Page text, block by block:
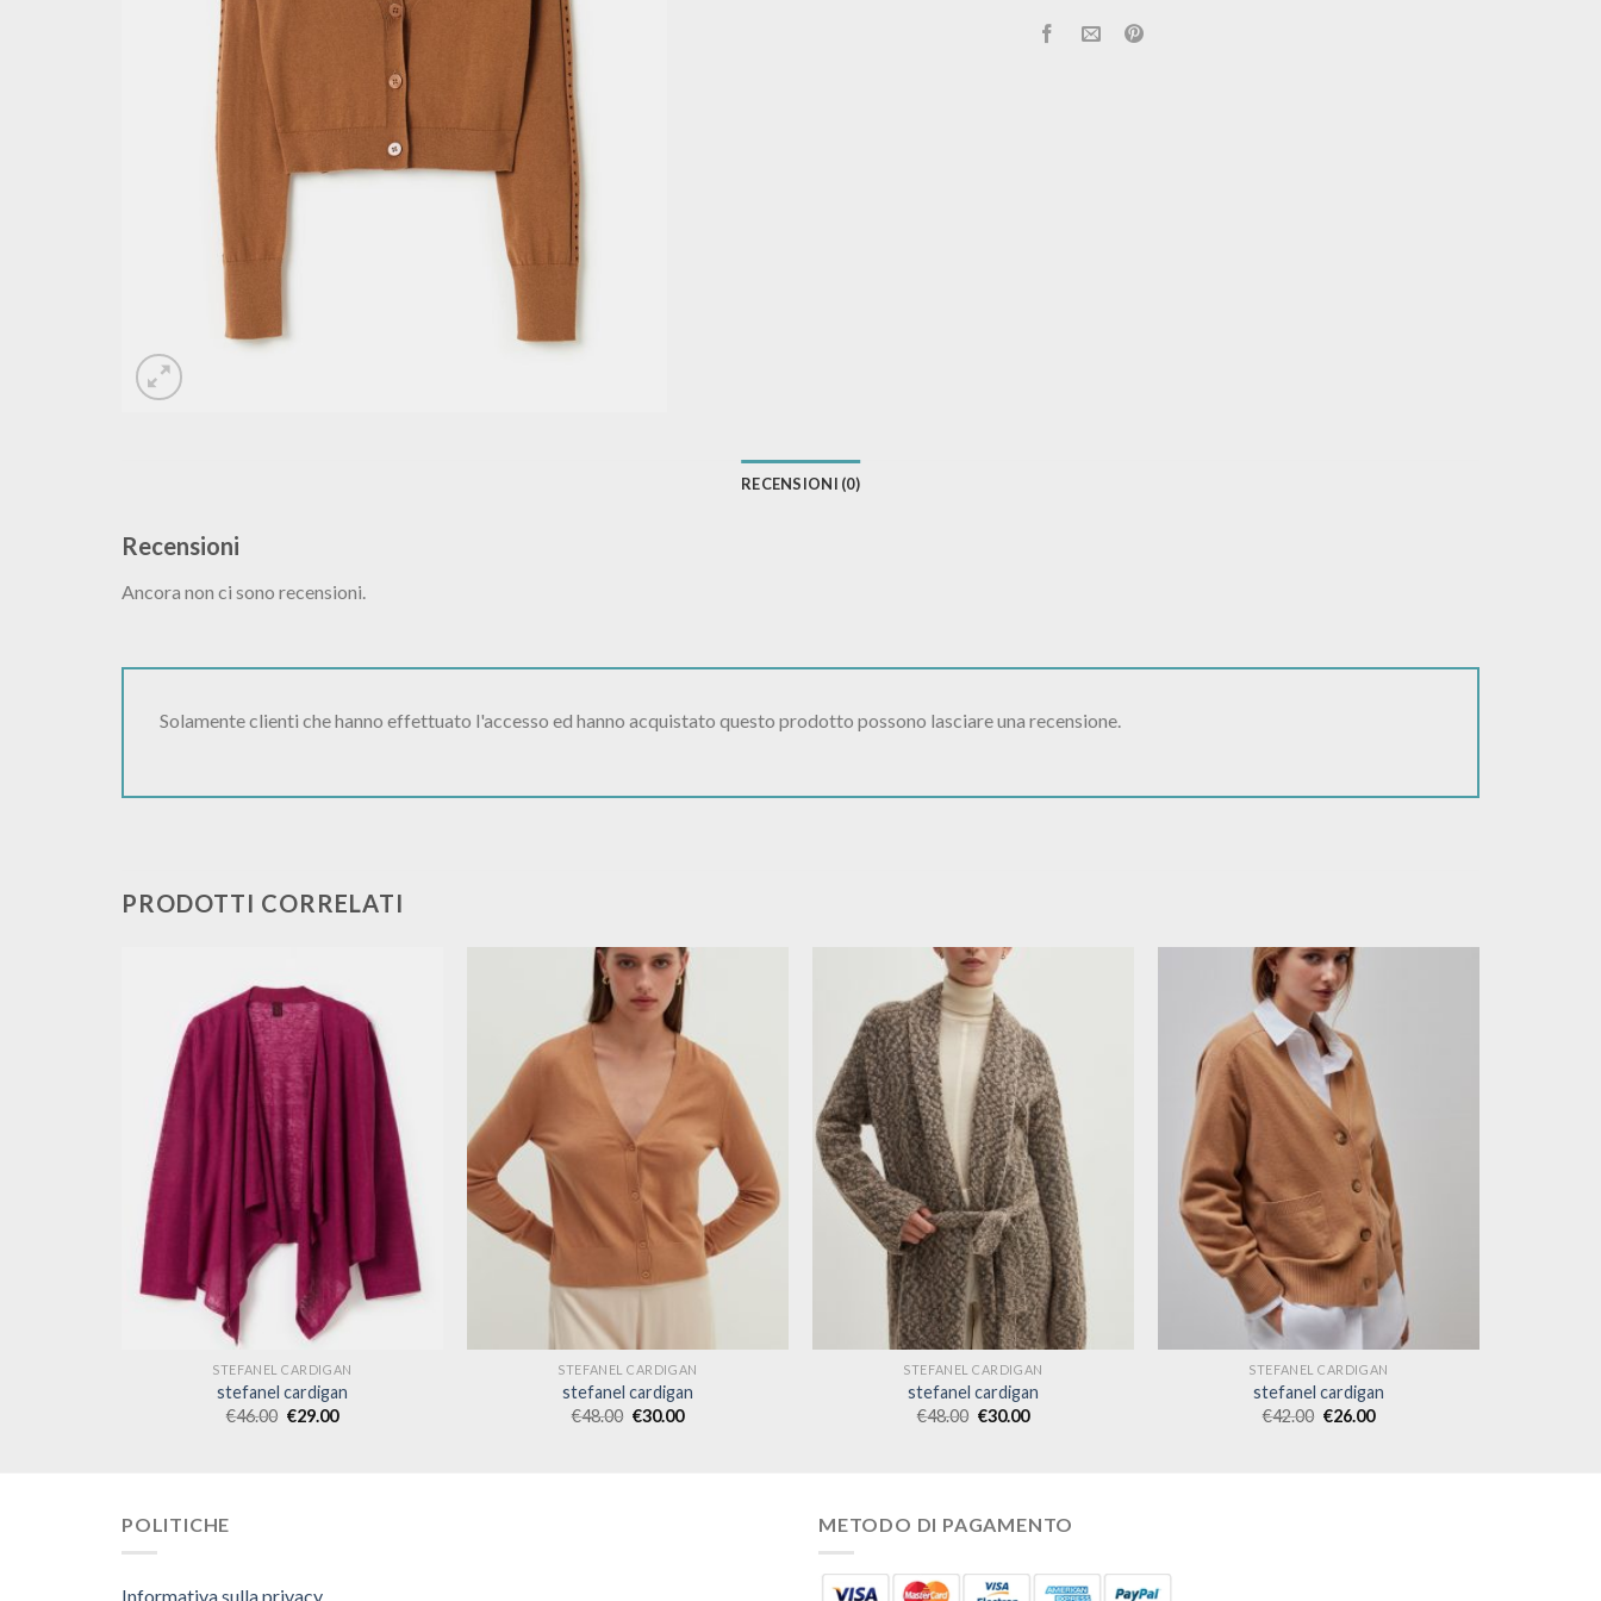
RECENSIONI (0)
Recensioni
Ancora non ci sono recensioni.
Solamente clienti che hanno effettuato l'accesso ed hanno acquistato questo prodotto possono lasciare una recensione.
PRODOTTI CORRELATI
STEFANEL CARDIGAN
stefanel cardigan
€46.00 €29.00
STEFANEL CARDIGAN
stefanel cardigan
€48.00 €30.00
STEFANEL CARDIGAN
stefanel cardigan
€48.00 €30.00
STEFANEL CARDIGAN
stefanel cardigan
€42.00 €26.00
POLITICHE
Informativa sulla privacy
METODO DI PAGAMENTO